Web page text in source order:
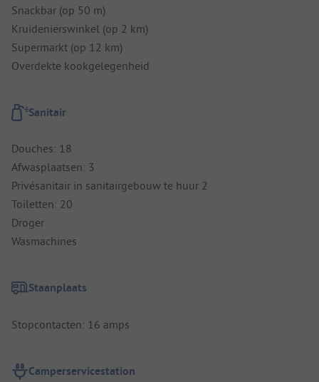
Snackbar (op 50 m)
Kruidenierswinkel (op 2 km)
Supermarkt (op 12 km)
Overdekte kookgelegenheid
Sanitair
Douches: 18
Afwasplaatsen: 3
Privésanitair in sanitairgebouw te huur 2
Toiletten: 20
Droger
Wasmachines
Staanplaats
Stopcontacten: 16 amps
Camperservicestation